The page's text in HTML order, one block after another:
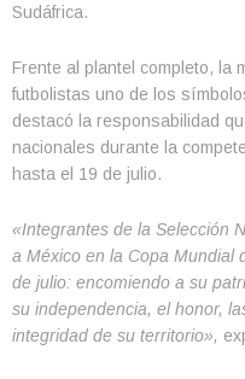
Sudáfrica.
Frente al plantel completo, la
futbolistas uno de los
destacó la responsabilidad
nacionales durante la
hasta el 19 de julio.
«Integrantes de la Selección
a México en la Copa Mundial
de julio: encomiendo a su
su independencia, el honor,
integridad de su territorio»,